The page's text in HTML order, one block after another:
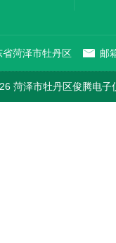
省菏泽市牡丹区 邮
菏泽市牡丹区俊腾电子